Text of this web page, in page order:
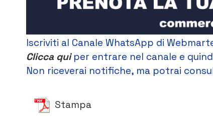
Iscriviti al Canale WhatsApp di
Clicca quiper entrare nel canale e
Non riceverai notifiche, ma potrai
Stampa